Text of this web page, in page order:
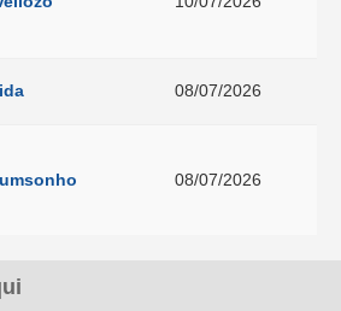
08/07/2026
08/07/2026